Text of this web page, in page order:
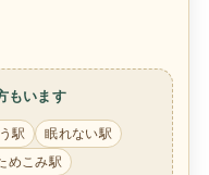
もいます
駅
眠れない駅
めこみ駅